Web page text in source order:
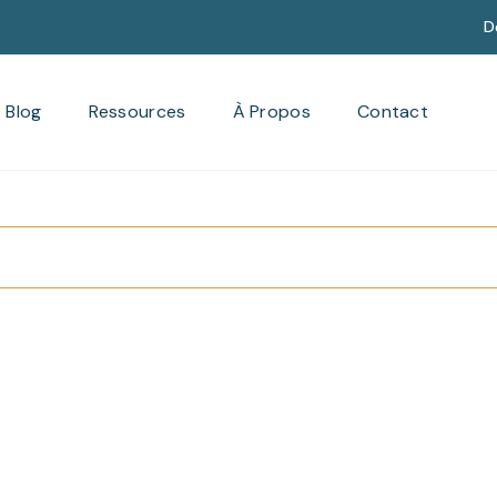
Blog Ressources À Propos Contact